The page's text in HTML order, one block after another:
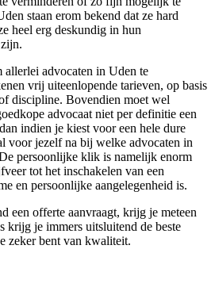
staan erom bekend dat ze hard
heel erg deskundig in hun
allerlei advocaten in Uden te
vrij uiteenlopende tarieven, op basis
discipline. Bovendien moet wel
advocaat niet per definitie een
indien je kiest voor een hele dure
voor jezelf na bij welke advocaten in
persoonlijke klik is namelijk enorm
tot het inschakelen van een
en persoonlijke aangelegenheid is.
een offerte aanvraagt, krijg je meteen
krijg je immers uitsluitend de beste
zeker bent van kwaliteit.